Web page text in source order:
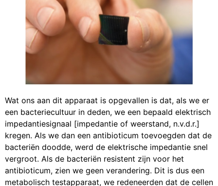
Wat ons aan dit apparaat is opgevallen is dat, als we er
een bacteriecultuur in deden, we een bepaald elektrisch
impedantiesignaal [impedantie of weerstand, n.v.d.r.]
kregen. Als we dan een antibioticum toevoegden dat de
bacteriën doodde, werd de elektrische impedantie snel
vergroot. Als de bacteriën resistent zijn voor het
antibioticum, zien we geen verandering. Dit is dus een
metabolisch testapparaat, we redeneerden dat de cellen